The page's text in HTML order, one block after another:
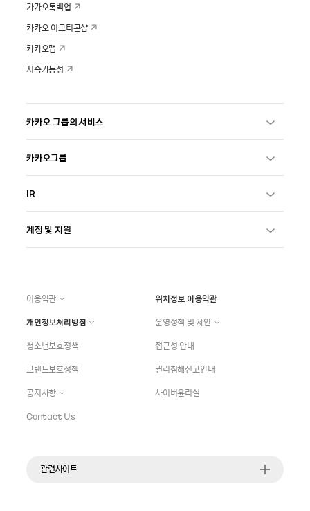
카카오톡백업
카카오 이모티콘샵
카카오맵
지속가능성
카카오 그룹의 서비스
카카오그룹
IR
계정 및 지원
이용약관
위치정보 이용약관
개인정보처리방침
운영정책 및 제안
청소년보호정책
접근성 안내
브랜드보호정책
권리침해신고안내
공지사항
사이버윤리실
Contact Us
관련사이트